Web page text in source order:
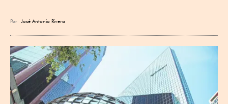
Por José Antonio Rivera